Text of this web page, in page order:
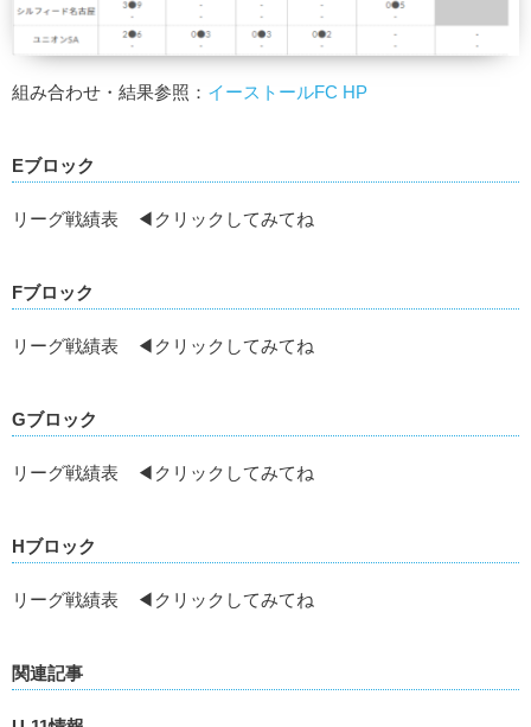
組み合わせ・結果参照： イーストールFC HP
Eブロック
リーグ戦績表 ◀クリックしてみてね
Fブロック
リーグ戦績表 ◀クリックしてみてね
Gブロック
リーグ戦績表 ◀クリックしてみてね
Hブロック
リーグ戦績表 ◀クリックしてみてね
関連記事